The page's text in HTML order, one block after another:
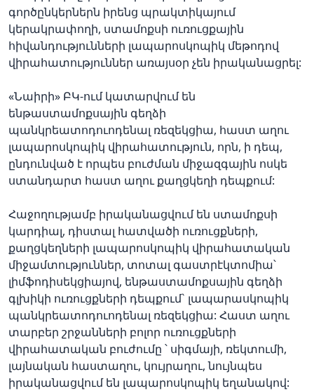
գործընկերներն իրենց պրակտիկայում
կերակրափողի, ստամոքսի ուռուցքային
հիվանդությունների լապարոսկոպիկ մեթոդով
վիրահատություններ առայսօր չեն իրականացրել:
«Նաիրի» ԲԿ-ում կատարվում են
ենթաստամոքսային գեղձի
պանկրեատոդուոդենալ ռեզեկցիա, հաստ աղու
լապարոսկոպիկ վիրահատություն, որն, ի դեպ,
ընդունված է որպես բուժման միջազգային ոսկե
ստանդարտ հաստ աղու քաղցկեղի դեպքում:
Հաջողությամբ իրականացվում են ստամոքսի
կարդիալ, դիստալ հատվածի ուռուցքների,
քաղցկեղների լապարոսկոպիկ վիրահատական
միջամտություններ, տոտալ գաստրէկտոմիա՝
լիմֆոդիսեկցիայով, ենթաստամոքսային գեղձի
գլխիկի ուռուցքների դեպքում` լապարասկոպիկ
պանկրեատոդուոդենալ ռեզեկցիա: Հաստ աղու
տարբեր շրջանների բոլոր ուռուցքների
վիրահատական բուժումը ՝ սիգմայի, ռեկտումի,
լայնական հաստաղու, կույրաղու, նույնպես
իրականացվում են լապարոսկոպիկ եղանակով: